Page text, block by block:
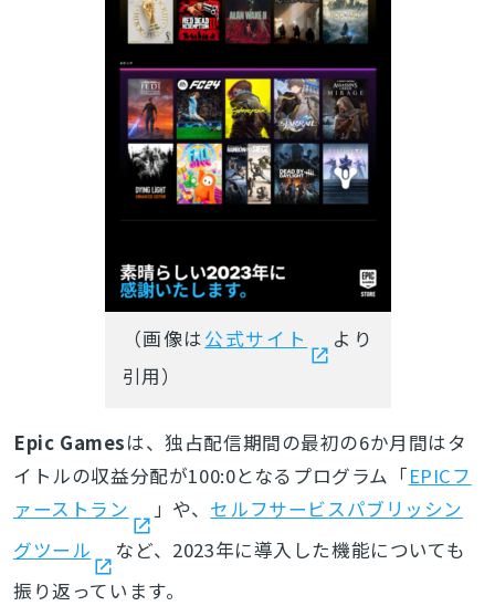
（画像は公式サイト
より
引用）
Epic Gamesは、独占配信期間の最初の6か月間はタ
イトルの収益分配が100:0となるプログラム「EPICフ
ァーストラン
」や、 セルフサービスパブリッシン
グツール
など、2023年に導入した機能についても
振り返っています。